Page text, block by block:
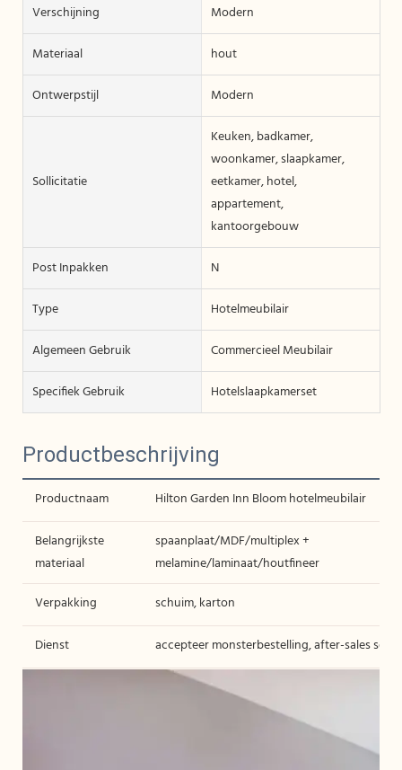
Verschijning
Modern
Materiaal
hout
Ontwerpstijl
Modern
Sollicitatie
Keuken, badkamer,
woonkamer, slaapkamer,
eetkamer, hotel,
appartement,
kantoorgebouw
Post Inpakken
N
Type
Hotelmeubilair
Algemeen Gebruik
Commercieel Meubilair
Specifiek Gebruik
Hotelslaapkamerset
Productbeschrijving
Productnaam Hilton Garden Inn Bloom hotelmeubilair
Belangrijkste
materiaal
spaanplaat/MDF/multiplex +
melamine/laminaat/houtfineer
Verpakking
schuim, karton
Dienst accepteer monsterbestelling, after-sales